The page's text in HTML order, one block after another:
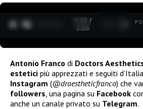
0:30 /
3:35
Antonio Franco di Doctors
estetici più apprezzati e seguiti
Instagram (@draestheticfranco) che
followers , una pagina su Facebook
anche un canale privato su Telegram.